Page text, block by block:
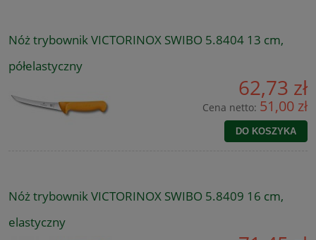
Nóż trybownik VICTORINOX SWIBO 5.8404 13 cm,
półelastyczny
62,73 zł
Cena netto: 51,00 zł
DO KOSZYKA
Nóż trybownik VICTORINOX SWIBO 5.8409 16 cm,
elastyczny